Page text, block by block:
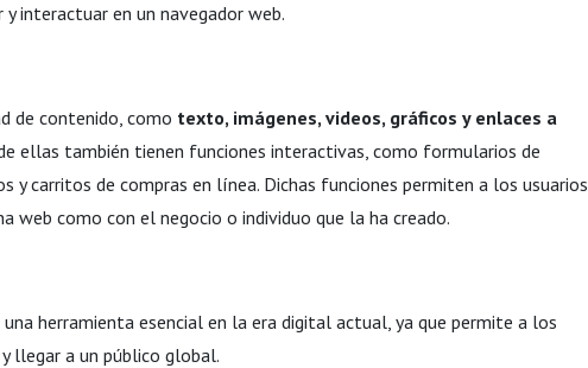
interactuar en un navegador web.
de contenido, como texto, imágenes, videos, gráficos y enlaces a
ellas también tienen funciones interactivas, como formularios de
y carritos de compras en línea. Dichas funciones permiten a los usuarios
web como con el negocio o individuo que la ha creado.
herramienta esencial en la era digital actual, ya que permite a los
llegar a un público global.